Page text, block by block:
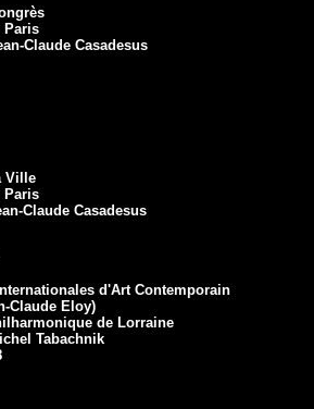
Paris
Claude Casadesus
Ville
Paris
Claude Casadesus
d'Art Contemporain
Claude Eloy)
de Lorraine
Tabachnik